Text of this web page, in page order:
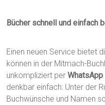
Bücher schnell und einfach
Einen neuen Service bietet
können in der Mitmach-
unkompliziert perWhatsApp
denkbar einfach: Unter der
Buchwünsche und Namen